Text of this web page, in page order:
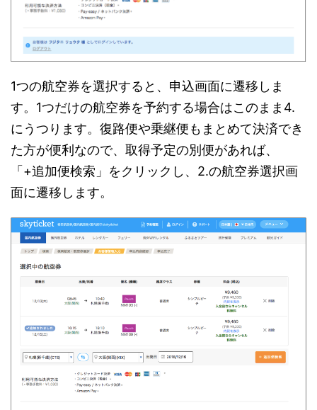
1つの航空券を選択すると、申込画面に遷移しま
す。1つだけの航空券を予約する場合はこのまま4.
にうつります。復路便や乗継便もまとめて決済でき
た方が便利なので、取得予定の別便があれば、
「+追加便検索」をクリックし、2.の航空券選択画
面に遷移します。